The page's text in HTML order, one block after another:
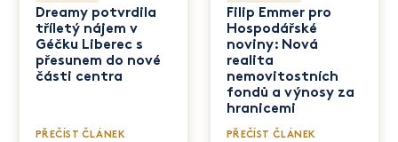
Dreamy potvrdila
tříletý nájem v
Géčku Liberec s
přesunem do nové
části centra
PŘEČÍST ČLÁNEK
Filip Emmer pro
Hospodářské
noviny: Nová
realita
nemovitostních
fondů a výnosy za
hranicemi
PŘEČÍST ČLÁNEK